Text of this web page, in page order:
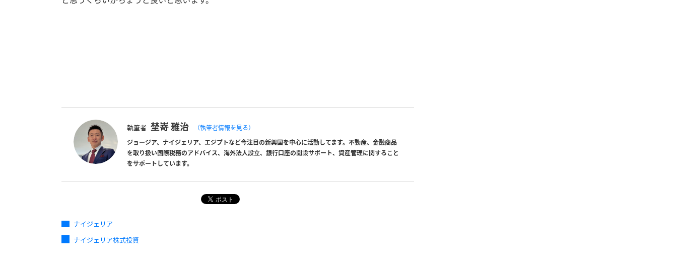
執筆者 埜嵜 雅治
（執筆者情報を見る）
ジョージア、ナイジェリア、エジプトなど今注目の新興国を中心に活動してます。不動産、金融商品
を取り扱い国際税務のアドバイス、海外法人設立、銀行口座の開設サポート、資産管理に関すること
をサポートしています。
ナイジェリア
ナイジェリア株式投資